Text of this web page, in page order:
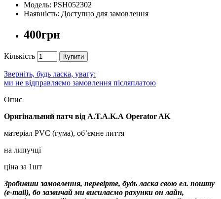
Модель: PSH052302
Наявність: Доступно для замовлення
400грн
Кількість Купити
Зверніть, будь ласка, увагу:
ми не відправляємо замовлення післяплатою
Опис
Оригінальний патч від A.T.A.K.A Operator AK
матеріал PVC (гума), об’ємне лиття
на липучці
ціна за 1шт
Зробивши замовлення, перевірте, будь ласка свою ел. пошту
(e-mail), бо зазвичай ми висилаємо рахунки он лайн,